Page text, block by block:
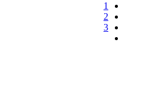
1
2
3